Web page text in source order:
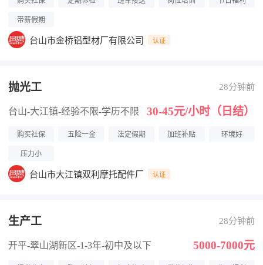
带薪假期
台山市金桥铝型材厂有限公司 认证
抛光工 28分钟前
台山-大江镇-经验不限-学历不限 30-45元/小时（日结）
购买社保 五险一金 法定假期 加班补贴 环境好
压力小
台山市大江镇双利摩托配件厂 认证
生产工 28分钟前
开平-翠山湖新区-1-3年-初中及以下 5000-7000元